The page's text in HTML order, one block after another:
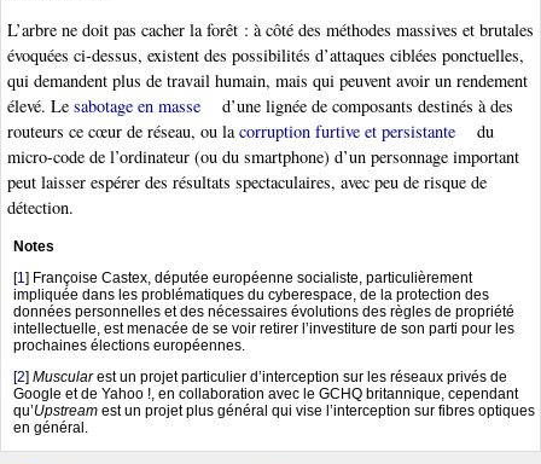
L’arbre ne doit pas cacher la forêt : à côté des méthodes massives et brutales
évoquées ci-dessus, existent des possibilités d’attaques ciblées ponctuelles,
qui demandent plus de travail humain, mais qui peuvent avoir un rendement
élevé. Le sabotage en masse
d’une lignée de composants destinés à des
routeurs ce cœur de réseau, ou lacorruption furtive et persistante
du
micro-code de l’ordinateur (ou du smartphone) d’un personnage important
peut laisser espérer des résultats spectaculaires, avec peu de risque de
détection.
Notes
[1 ] Françoise Castex, députée européenne socialiste, particulièrement
impliquée dans les problématiques du cyberespace, de la protection des
données personnelles et des nécessaires évolutions des règles de propriété
intellectuelle, est menacée de se voir retirer l’investiture de son parti pour les
prochaines élections européennes.
[2] Muscularest un projet particulier d’interception sur les réseaux privés de
Google et de Yahoo !, en collaboration avec le GCHQ britannique, cependant
qu’Upstream est un projet plus général qui vise l’interception sur fibres optiques
en général.